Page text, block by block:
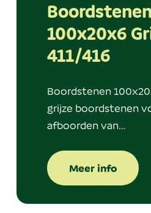
Boordstenen
100x20x6
411/416
Boordstenen
grijze boordstenen
afboorden van…
Meer info